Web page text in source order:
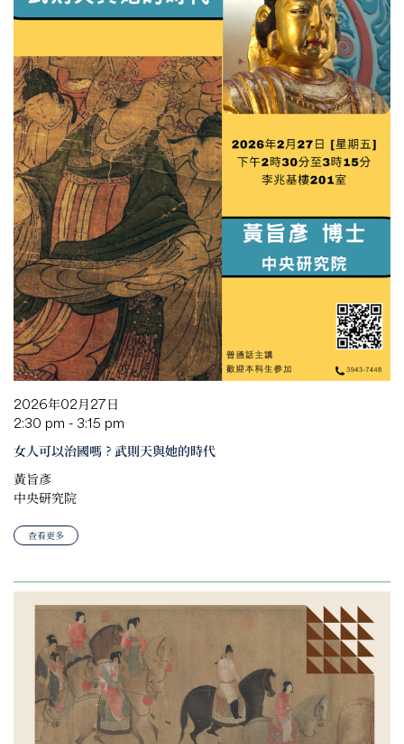
2026年02月27日
2:30 pm - 3:15 pm
女人可以治國嗎？武則天與她的時代
黃旨彥
中央研究院
查看更多